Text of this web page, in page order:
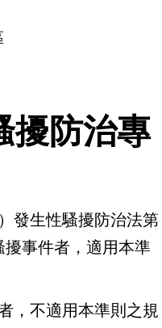
擾防治專
發生性騷擾防治法第
事件者，適用本準
，不適用本準則之規